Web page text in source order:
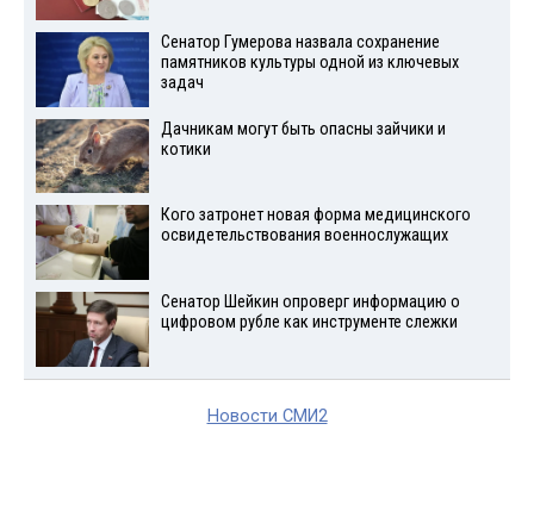
Сенатор Гумерова назвала сохранение
памятников культуры одной из ключевых
задач
Дачникам могут быть опасны зайчики и
котики
Кого затронет новая форма медицинского
освидетельствования военнослужащих
Сенатор Шейкин опроверг информацию о
цифровом рубле как инструменте слежки
Новости СМИ2